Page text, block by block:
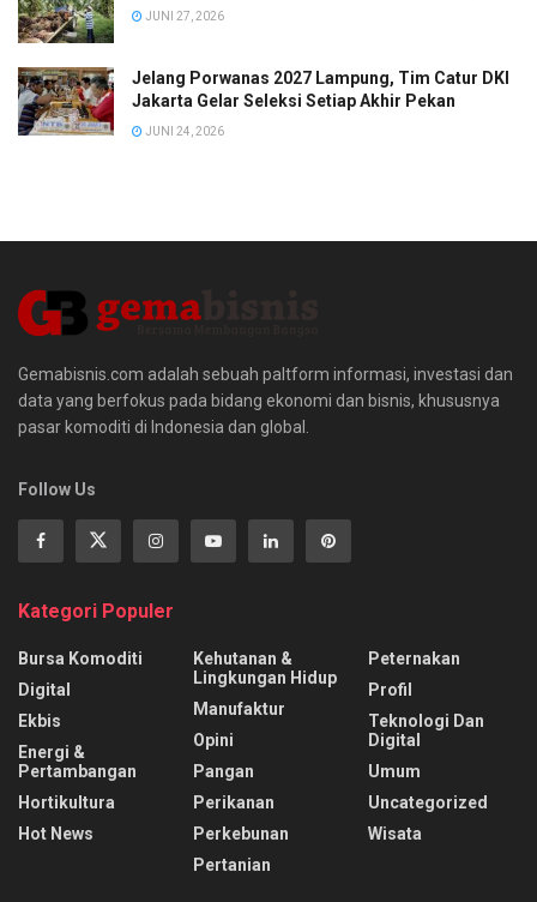
JUNI 27, 2026
Jelang Porwanas 2027 Lampung, Tim Catur DKI
Jakarta Gelar Seleksi Setiap Akhir Pekan
JUNI 24, 2026
Gemabisnis.com adalah sebuah paltform informasi, investasi dan
data yang berfokus pada bidang ekonomi dan bisnis, khususnya
pasar komoditi di Indonesia dan global.
Follow Us
Kategori Populer
Bursa Komoditi
Digital
Ekbis
Energi &
Pertambangan
Hortikultura
Hot News
Kehutanan &
Lingkungan Hidup
Manufaktur
Opini
Pangan
Perikanan
Perkebunan
Pertanian
Peternakan
Profil
Teknologi Dan
Digital
Umum
Uncategorized
Wisata